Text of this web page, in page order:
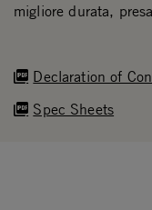
Declaration of
Spec Sheets
migliore durata,